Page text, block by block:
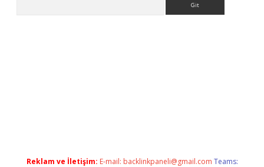
Reklam ve İletişim: E-mail: backlinkpaneli@gmail.com Teams: